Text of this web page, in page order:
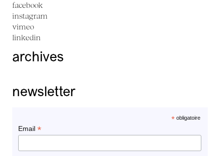
facebook
instagram
vimeo
linkedin
archives
newsletter
*obligatoire
Email *